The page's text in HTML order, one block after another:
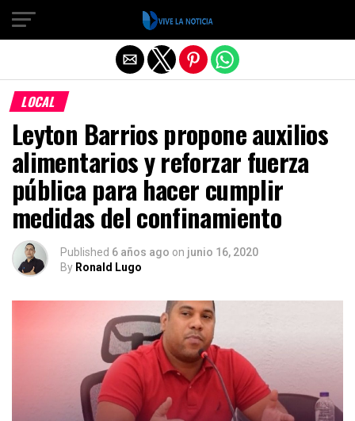
LOCAL
Leyton Barrios propone auxilios
alimentarios y reforzar fuerza
pública para hacer cumplir
medidas del confinamiento
Published 6 años ago on junio 16, 2020
By Ronald Lugo
Salir de la versión móvil